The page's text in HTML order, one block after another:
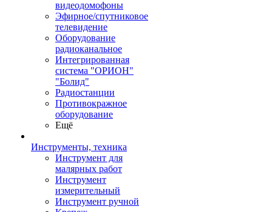
видеодомофоны
Эфирное/спутниковое
телевидение
Оборудование
радиоканальное
Интегрированная
система "ОРИОН"
"Болид"
Радиостанции
Противокражное
оборудование
Ещё
Инструменты, техника
Инструмент для
малярных работ
Инструмент
измерительный
Инструмент ручной